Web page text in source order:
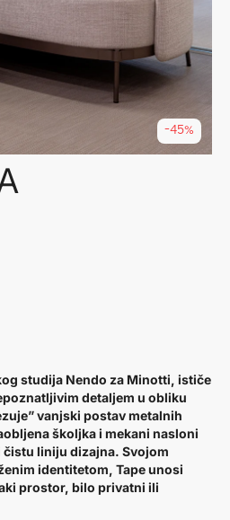
-45%
studija Nendo za Minotti, ističe
detaljem u obliku
vanjski postav metalnih
školjka i mekani nasloni
liniju dizajna. Svojom
identitetom, Tape unosi
prostor, bilo privatni ili